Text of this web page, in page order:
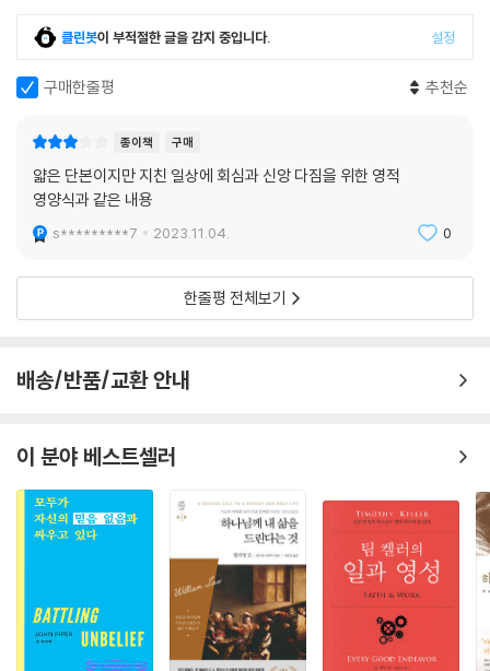
- 폴 데이비드 트립 (폴 트립 미니스트리 대표, 목회 상담가, 『폴 트립의 은혜 묵상』 저
데이비드 폴리슨은 일생을 걸쳐 언급할 수도 없을 만큼 수많은 선물을 교
회에 안겨 주었다. 작별의 선물로 나온 이 책도 예외가 아니다. 데이비드는
에베소서 6장을 근거로 크리스천의 삶과 사역을 신성한 전사 되시며 우리
의 머리이신 하나님으로부터 힘을 얻어 매일 싸워야 하는 영적 전쟁으로
봐야 한다고 강력하게 피력한다. 이것은 세상, 육, 마귀에 맞서 싸우는 전쟁
- 마이클 R. 에믈렛 (기독교상담교육재단(CCEF) 학과장, 상담가)
이 책을 읽음으로 당신은 사탄이 머릿속을 ‘장악하게’ 둘 때 겪게 되는 최악
숙고하여 써낸 이 책을 통해 제시하는 영적인 통찰력 중 하나다. 영적 전쟁
게 내버려 둔다는 의미가 아니다. 사탄은 이미 패배했으며 예수 그리스도
의 죽음과 부활로 치명적인 상처를 입은 적일 뿐이다!
- 폴 밀러 (seeJesus 대표, 『일상기도』 저자)
데이비드 폴리슨은 성경을 토대로 영적 전쟁에 대한 언어와 관점을 새롭게
얻고 적용할 수 있게 돕는다. 상담을 한다는 것은 일상에서 일어나는 전 우
클린봇이 부적절한 글을 감지 중입니다. 설정
구매한줄평 추천순
종이책 구매
얇은 단본이지만 지친 일상에 회심과 신앙 다짐을 위한 영적
영양식과 같은 내용
s*********7 2023.11.04. 0
한줄평 전체보기
배송/반품/교환 안내
이 분야 베스트셀러